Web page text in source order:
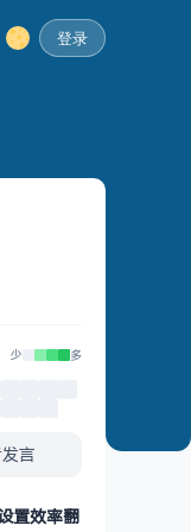
登录
少 多
言
置效率翻